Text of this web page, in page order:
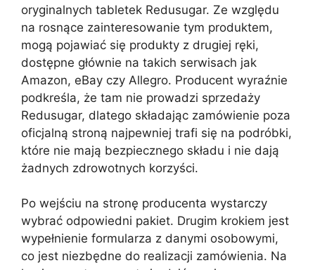
oryginalnych tabletek Redusugar. Ze względu
na rosnące zainteresowanie tym produktem,
mogą pojawiać się produkty z drugiej ręki,
dostępne głównie na takich serwisach jak
Amazon, eBay czy Allegro. Producent wyraźnie
podkreśla, że tam nie prowadzi sprzedaży
Redusugar, dlatego składając zamówienie poza
oficjalną stroną najpewniej trafi się na podróbki,
które nie mają bezpiecznego składu i nie dają
żadnych zdrowotnych korzyści.
Po wejściu na stronę producenta wystarczy
wybrać odpowiedni pakiet. Drugim krokiem jest
wypełnienie formularza z danymi osobowymi,
co jest niezbędne do realizacji zamówienia. Na